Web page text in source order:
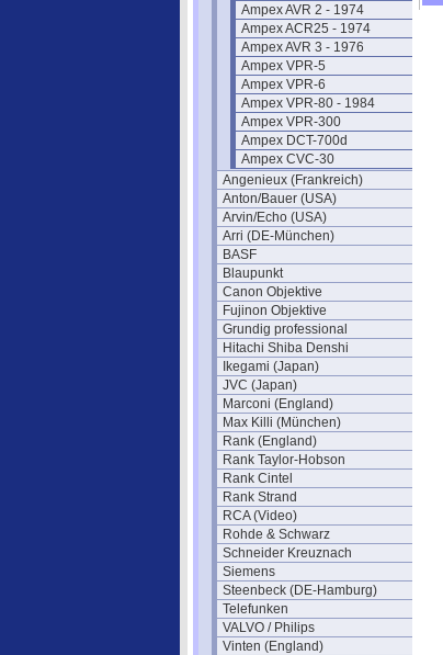
Ampex AVR 2 - 1974
Ampex ACR25 - 1974
Ampex AVR 3 - 1976
Ampex VPR-5
Ampex VPR-6
Ampex VPR-80 - 1984
Ampex VPR-300
Ampex DCT-700d
Ampex CVC-30
Angenieux (Frankreich)
Anton/Bauer (USA)
Arvin/Echo (USA)
Arri (DE-München)
BASF
Blaupunkt
Canon Objektive
Fujinon Objektive
Grundig professional
Hitachi Shiba Denshi
Ikegami (Japan)
JVC (Japan)
Marconi (England)
Max Killi (München)
Rank (England)
Rank Taylor-Hobson
Rank Cintel
Rank Strand
RCA (Video)
Rohde & Schwarz
Schneider Kreuznach
Siemens
Steenbeck (DE-Hamburg)
Telefunken
VALVO / Philips
Vinten (England)